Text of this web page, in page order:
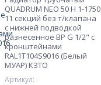
QUADRUM NEO 50 H 1-1750
11 секций без т/клапана
с нижней подводкой
разнесенное ВР G 1/2" с
кронштейнами
RAL1T104S9016 (Белый
МУАР) КЗТО
Артикул: -